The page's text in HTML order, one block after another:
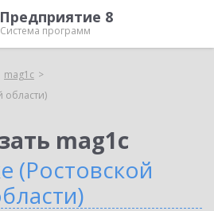
8
Система программ
mag1c
области)
mag1c
(Ростовской